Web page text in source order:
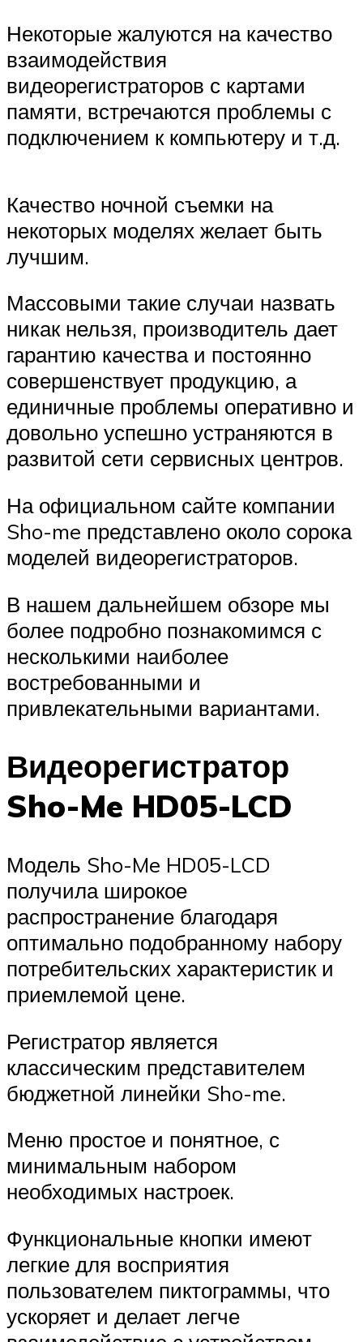
Некоторые жалуются на качество
взаимодействия
видеорегистраторов с картами
памяти, встречаются проблемы с
подключением к компьютеру и т.д.
Качество ночной съемки на
некоторых моделях желает быть
лучшим.
Массовыми такие случаи назвать
никак нельзя, производитель дает
гарантию качества и постоянно
совершенствует продукцию, а
единичные проблемы оперативно и
довольно успешно устраняются в
развитой сети сервисных центров.
На официальном сайте компании
Sho-me представлено около сорока
моделей видеорегистраторов.
В нашем дальнейшем обзоре мы
более подробно познакомимся с
несколькими наиболее
востребованными и
привлекательными вариантами.
Видеорегистратор
Sho-Me HD05-LCD
Модель Sho-Me HD05-LCD
получила широкое
распространение благодаря
оптимально подобранному набору
потребительских характеристик и
приемлемой цене.
Регистратор является
классическим представителем
бюджетной линейки Sho-me.
Меню простое и понятное, с
минимальным набором
необходимых настроек.
Функциональные кнопки имеют
легкие для восприятия
пользователем пиктограммы, что
ускоряет и делает легче